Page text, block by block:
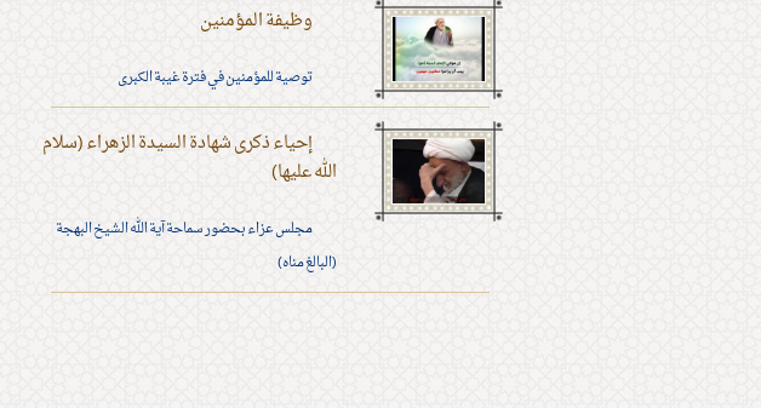
وظيفة المؤمنين
توصية للمؤمنين في فترة غيبة الكبرى
إحياء ذكرى شهادة السيدة الزهراء (سلام
الله عليها)
مجلس عزاء بحضور سماحة آية الله الشيخ البهجة
(البالغ مناه)